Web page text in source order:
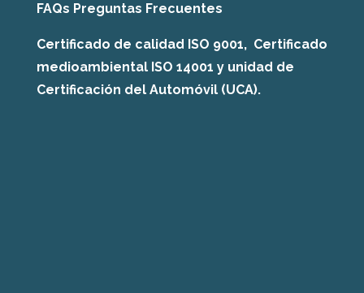
FAQs Preguntas Frecuentes
Certificado de calidad ISO 9001, Certificado
medioambiental ISO 14001 y unidad de
Certificación del Automóvil (UCA).